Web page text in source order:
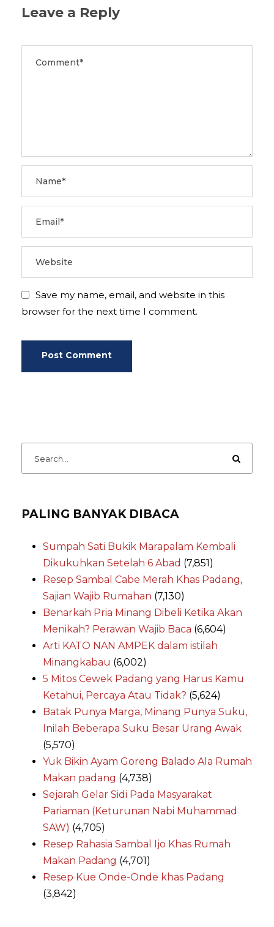
Leave a Reply
Save my name, email, and website in this
browser for the next time I comment.
PALING BANYAK DIBACA
Sumpah Sati Bukik Marapalam Kembali
Dikukuhkan Setelah 6 Abad (7,851)
Resep Sambal Cabe Merah Khas Padang,
Sajian Wajib Rumahan (7,130)
Benarkah Pria Minang Dibeli Ketika Akan
Menikah? Perawan Wajib Baca (6,604)
Arti KATO NAN AMPEK dalam istilah
Minangkabau (6,002)
5 Mitos Cewek Padang yang Harus Kamu
Ketahui, Percaya Atau Tidak? (5,624)
Batak Punya Marga, Minang Punya Suku,
Inilah Beberapa Suku Besar Urang Awak
(5,570)
Yuk Bikin Ayam Goreng Balado Ala Rumah
Makan padang (4,738)
Sejarah Gelar Sidi Pada Masyarakat
Pariaman (Keturunan Nabi Muhammad
SAW) (4,705)
Resep Rahasia Sambal Ijo Khas Rumah
Makan Padang (4,701)
Resep Kue Onde-Onde khas Padang
(3,842)